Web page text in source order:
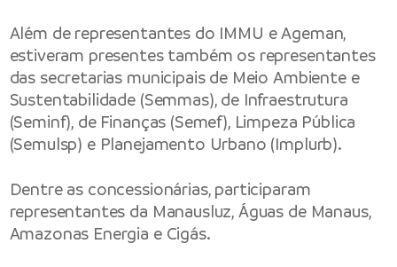
Além de representantes do IMMU e Ageman,
estiveram presentes também os representantes
das secretarias municipais de Meio Ambiente e
Sustentabilidade (Semmas), de Infraestrutura
(Seminf), de Finanças (Semef), Limpeza Pública
(Semulsp) e Planejamento Urbano (Implurb).
Dentre as concessionárias, participaram
representantes da Manausluz, Águas de Manaus,
Amazonas Energia e Cigás.